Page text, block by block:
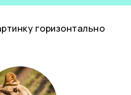
горизонтально